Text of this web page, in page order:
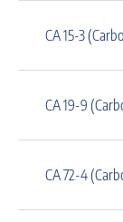
CA 15-3
CA 19-9
CA 72-4